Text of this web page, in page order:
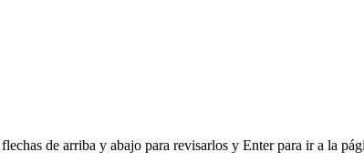
de arriba y abajo para revisarlos y Enter para ir a la